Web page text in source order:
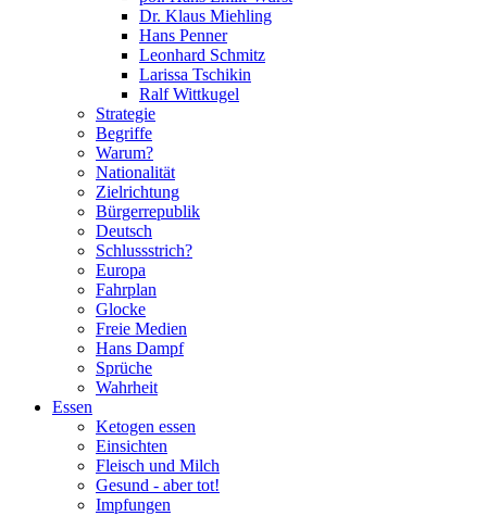
Dr. Klaus Miehling
Hans Penner
Leonhard Schmitz
Larissa Tschikin
Ralf Wittkugel
Strategie
Begriffe
Warum?
Nationalität
Zielrichtung
Bürgerrepublik
Deutsch
Schlussstrich?
Europa
Fahrplan
Glocke
Freie Medien
Hans Dampf
Sprüche
Wahrheit
Essen
Ketogen essen
Einsichten
Fleisch und Milch
Gesund - aber tot!
Impfungen